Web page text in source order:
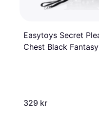
Easytoys Secret
Chest Black Fantasy
329 kr